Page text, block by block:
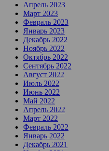
Апрель 2023
Март 2023
Февраль 2023
Январь 2023
Декабрь 2022
Ноябрь 2022
Октябрь 2022
Сентябрь 2022
Август 2022
Июль 2022
Июнь 2022
Май 2022
Апрель 2022
Март 2022
Февраль 2022
Январь 2022
Декабрь 2021